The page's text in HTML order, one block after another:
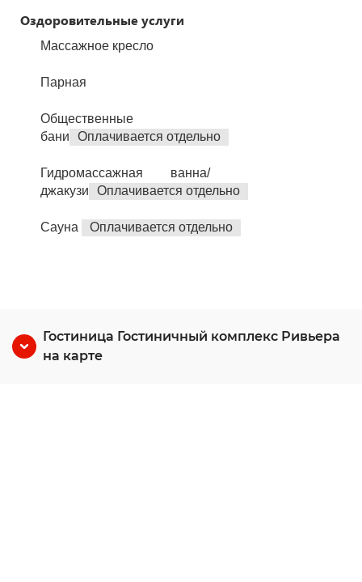
Оздоровительные услуги
Массажное кресло
Парная
Общественные
бани
Оплачивается отдельно
Гидромассажная ванна/
джакузи
Оплачивается отдельно
Сауна Оплачивается отдельно
Гостиница Гостиничный комплекс Ривьера
на карте